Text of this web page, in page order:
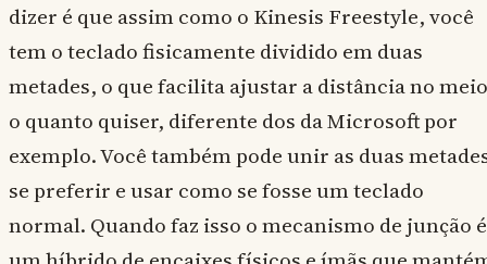
dizer é que assim como o Kinesis Freestyle, você
tem o teclado fisicamente dividido em duas
metades, o que facilita ajustar a distância no meio
o quanto quiser, diferente dos da Microsoft por
exemplo. Você também pode unir as duas
se preferir e usar como se fosse um teclado
normal. Quando faz isso o mecanismo de junção é